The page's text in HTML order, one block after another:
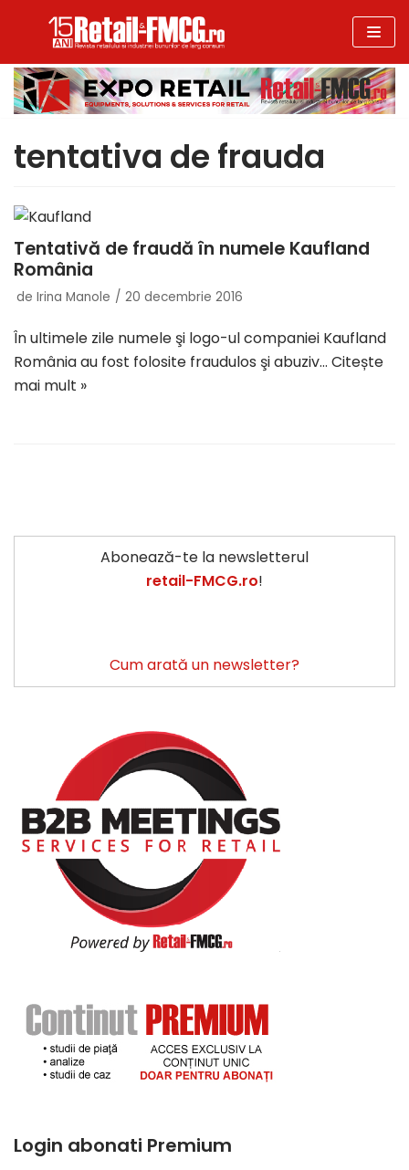
la
conținut
tentativa de frauda
Tentativă de fraudă în numele Kaufland
România
de Irina Manole 20 decembrie 2016
În ultimele zile numele şi logo-ul companiei Kaufland
România au fost folosite fraudulos şi abuziv… Citește
mai mult »
Abonează-te la newsletterul
retail-FMCG.ro!
Cum arată un newsletter?
Login abonati Premium